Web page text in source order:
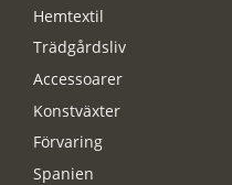
Hemtextil
Trädgårdsliv
Accessoarer
Konstväxter
Förvaring
Spanien